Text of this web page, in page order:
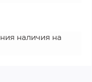
наличия на